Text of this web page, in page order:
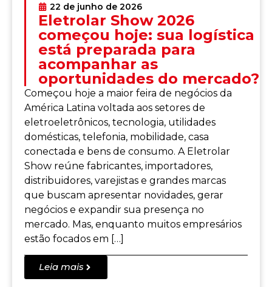
22 de junho de 2026
Eletrolar Show 2026
começou hoje: sua logística
está preparada para
acompanhar as
oportunidades do mercado?
Começou hoje a maior feira de negócios da
América Latina voltada aos setores de
eletroeletrônicos, tecnologia, utilidades
domésticas, telefonia, mobilidade, casa
conectada e bens de consumo. A Eletrolar
Show reúne fabricantes, importadores,
distribuidores, varejistas e grandes marcas
que buscam apresentar novidades, gerar
negócios e expandir sua presença no
mercado. Mas, enquanto muitos empresários
estão focados em […]
Leia mais